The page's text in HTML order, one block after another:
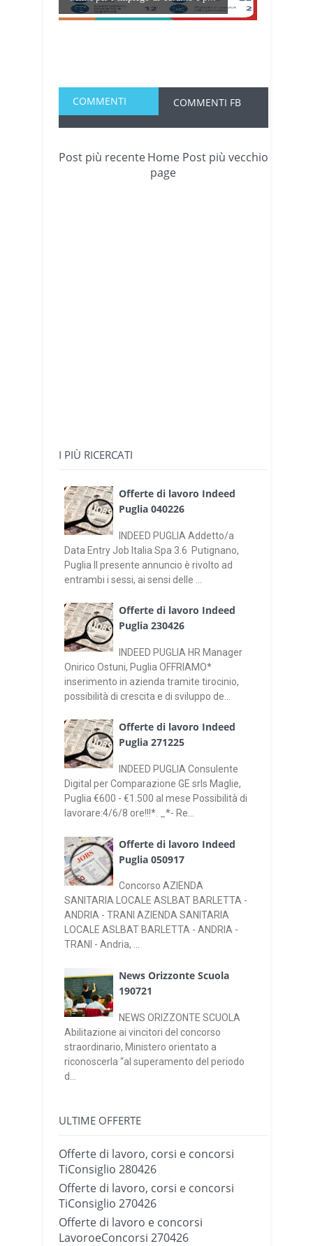
COMMENTI COMMENTI FB
Post più recente Post più vecchio
Home
page
I PIÙ RICERCATI
Offerte di lavoro Indeed
Puglia 040226
INDEED PUGLIA Addetto/a
Data Entry Job Italia Spa 3.6 Putignano,
Puglia Il presente annuncio è rivolto ad
entrambi i sessi, ai sensi delle ...
Offerte di lavoro Indeed
Puglia 230426
INDEED PUGLIA HR Manager
Onirico Ostuni, Puglia OFFRIAMO*
inserimento in azienda tramite tirocinio,
possibilità di crescita e di sviluppo de...
Offerte di lavoro Indeed
Puglia 271225
INDEED PUGLIA Consulente
Digital per Comparazione GE srls Maglie,
Puglia €600 - €1.500 al mese Possibilità di
lavorare:4/6/8 ore!!!*. _*- Re...
Offerte di lavoro Indeed
Puglia 050917
Concorso AZIENDA
SANITARIA LOCALE ASLBAT BARLETTA -
ANDRIA - TRANI AZIENDA SANITARIA
LOCALE ASLBAT BARLETTA - ANDRIA -
TRANI - Andria, ...
News Orizzonte Scuola
190721
NEWS ORIZZONTE SCUOLA
Abilitazione ai vincitori del concorso
straordinario, Ministero orientato a
riconoscerla “al superamento del periodo
d...
ULTIME OFFERTE
Offerte di lavoro, corsi e concorsi
TiConsiglio 280426
Offerte di lavoro, corsi e concorsi
TiConsiglio 270426
Offerte di lavoro e concorsi
LavoroeConcorsi 270426